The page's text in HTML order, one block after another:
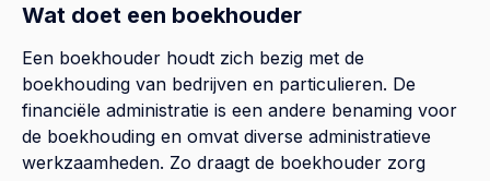
Wat doet een boekhouder
Een boekhouder houdt zich bezig met de
boekhouding van bedrijven en particulieren. De
financiële administratie is een andere benaming voor
de boekhouding en omvat diverse administratieve
werkzaamheden. Zo draagt de boekhouder zorg